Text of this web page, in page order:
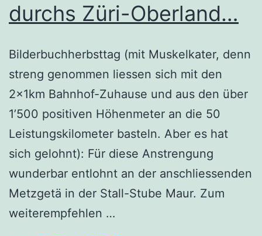
durchs Züri-Oberland…
Bilderbuchherbsttag (mit Muskelkater, denn
streng genommen liessen sich mit den
2x1km Bahnhof-Zuhause und aus den über
1’500 positiven Höhenmeter an die 50
Leistungskilometer basteln. Aber es hat
sich gelohnt): Für diese Anstrengung
wunderbar entlohnt an der anschliessenden
Metzgetä in der Stall-Stube Maur. Zum
weiterempfehlen …